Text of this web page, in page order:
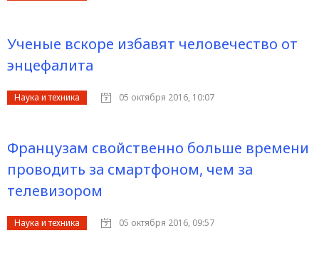
Ученые вскоре избавят человечество от
энцефалита
Наука и техника 05 октября 2016, 10:07
Французам свойственно больше времени
проводить за смартфоном, чем за
телевизором
Наука и техника 05 октября 2016, 09:57